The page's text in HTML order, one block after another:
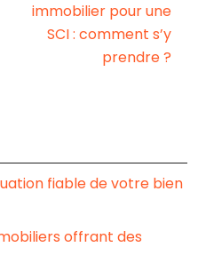
immobilier pour une
SCI : comment s’y
prendre ?
fiable de votre bien
offrant des